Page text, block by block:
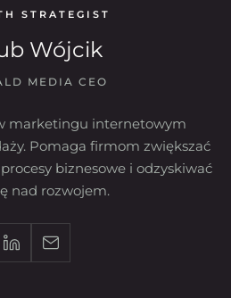
STRATEGIST
Wójcik
MEDIA CEO
marketingu internetowym
Pomaga firmom zwiększać
biznesowe i odzyskiwać
nad rozwojem.